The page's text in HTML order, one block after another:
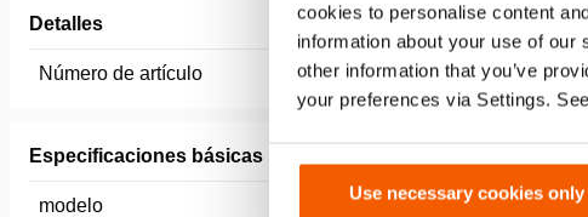
cookies to personalise content
information about your use of
other information that you’ve
your preferences via Settings.
Use necessary cookies only
Detalles
Número de artículo 200.403.501
Especificaciones básicas
modelo OS 10011